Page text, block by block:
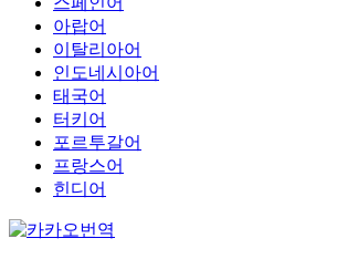
아랍어
이탈리아어
인도네시아어
태국어
터키어
포르투갈어
프랑스어
힌디어